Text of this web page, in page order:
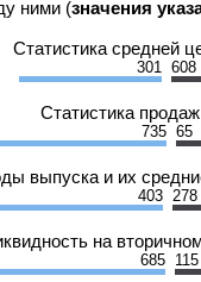
ними (значения
Статистика средней
301 608
Статистика продаж
735 65
выпуска и их
403 278
на
685 115